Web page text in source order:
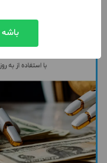
باشه